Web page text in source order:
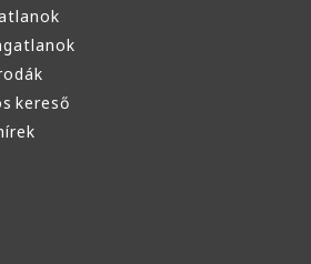
kereső